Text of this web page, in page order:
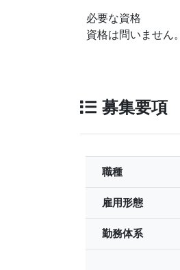
必要な資格
資格は問いません。
募集要項
職種
雇用形態
勤務体系